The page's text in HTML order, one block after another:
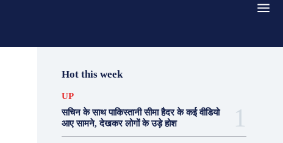
Hot this week
UP
सचिन के साथ पाकिस्तानी सीमा हैदर के कई वीडियो
आए सामने, देखकर लोगों के उड़े होश